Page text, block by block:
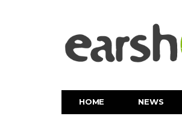
HOME NEWS